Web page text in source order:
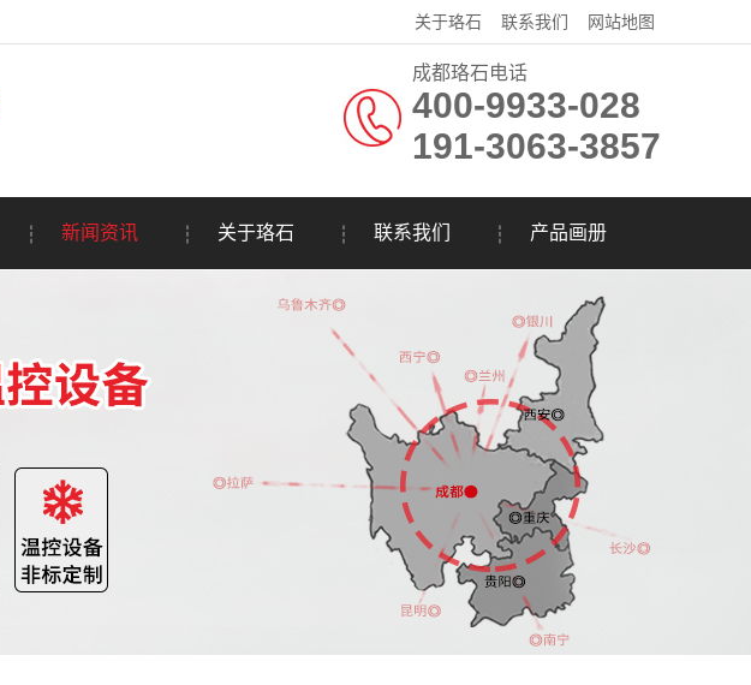
关于珞石 联系我们 网站地图
成都珞石电话
400-9933-028
191-3063-3857
新闻资讯 关于珞石 联系我们 产品画册